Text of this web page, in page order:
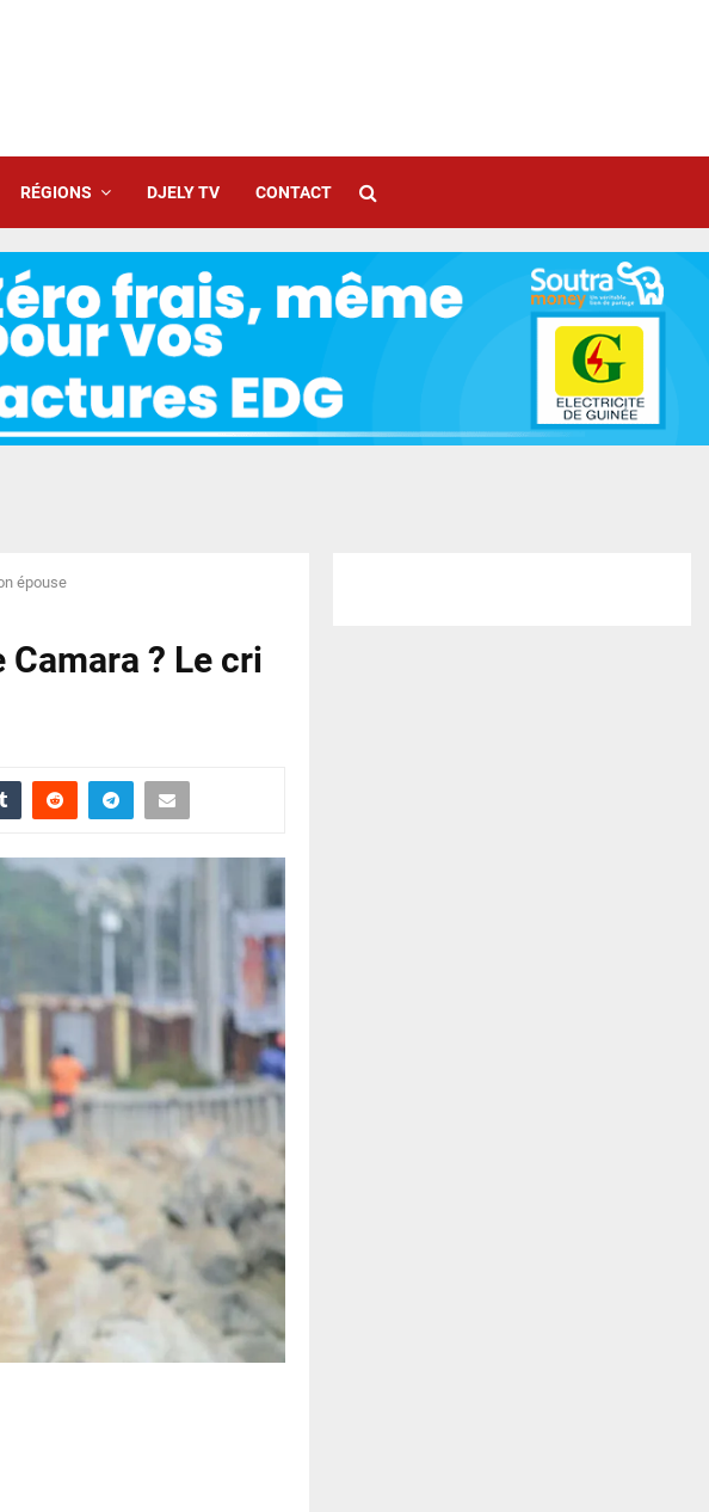
RÉGIONS DJELY TV CONTACT
épouse
? Le cri